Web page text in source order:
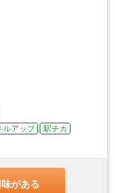
ルアップ
駅チカ
がある